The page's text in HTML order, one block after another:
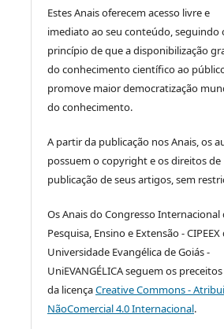
Estes Anais oferecem acesso livre e
imediato ao seu conteúdo, seguindo
princípio de que a disponibilização
do conhecimento científico ao
promove maior democratização
do conhecimento.
A partir da publicação nos Anais, os
possuem o copyright e os direitos de
publicação de seus artigos, sem
Os Anais do Congresso Internacional
Pesquisa, Ensino e Extensão - CIPEEX
Universidade Evangélica de Goiás -
UniEVANGÉLICA seguem os
da licençaCreative Commons -
NãoComercial 4.0 Internacional.